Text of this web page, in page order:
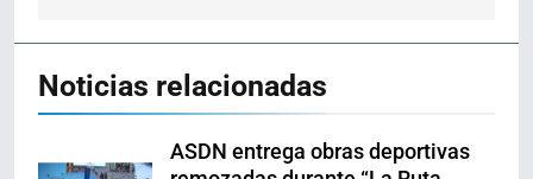
Noticias relacionadas
ASDN entrega obras deportivas